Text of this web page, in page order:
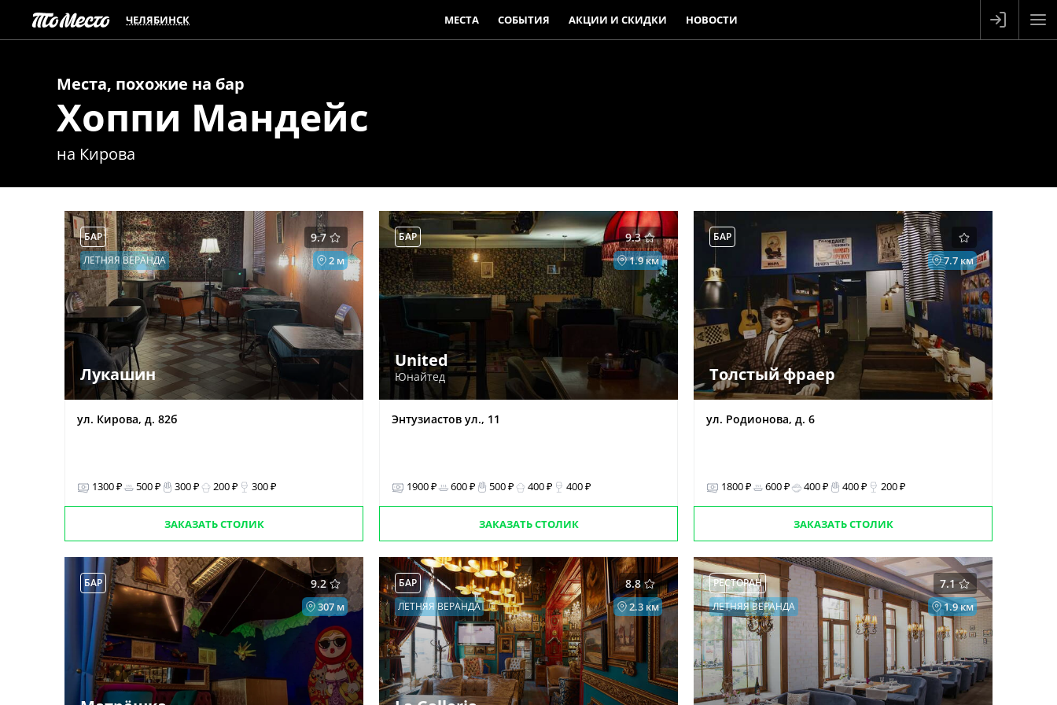
ЧЕЛЯБИНСК МЕСТА СОБЫТИЯ АКЦИИ И СКИДКИ НОВОСТИ
Места, похожие на бар
Хоппи Мандейс
на Кирова
9.7
БАР
2 м
ЛЕТНЯЯ ВЕРАНДА
Лукашин
ул. Кирова, д. 82б
1300 ₽ 500 ₽ 300 ₽ 200 ₽ 300 ₽
ЗАКАЗАТЬ СТОЛИК
9.3
БАР
1.9 км
United
Юнайтед
Энтузиастов ул., 11
1900 ₽ 600 ₽ 500 ₽ 400 ₽ 400 ₽
ЗАКАЗАТЬ СТОЛИК
БАР
7.7 км
Толстый фраер
ул. Родионова, д. 6
1800 ₽ 600 ₽ 400 ₽ 400 ₽ 200 ₽
ЗАКАЗАТЬ СТОЛИК
9.2
БАР
307 м
8.8
БАР
2.3 км
ЛЕТНЯЯ ВЕРАНДА
7.1
РЕСТОРАН
1.9 км
ЛЕТНЯЯ ВЕРАНДА